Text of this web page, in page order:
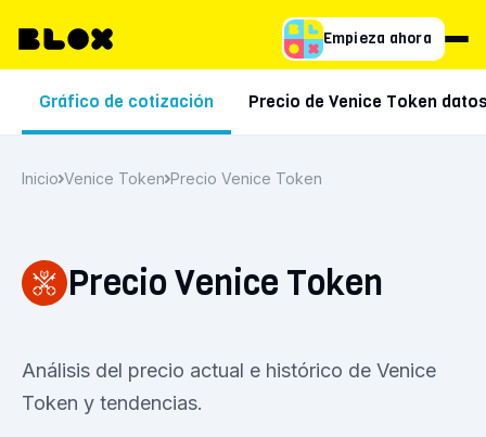
Empieza ahora
Gráfico de cotización Precio de Venice Token
Inicio Venice Token Precio Venice Token
Precio Venice Token
Análisis del precio actual e histórico de Venice
Token y tendencias.